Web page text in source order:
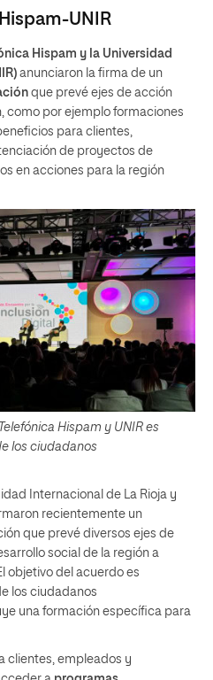
UNIR
Hispam y la Universidad
anunciaron la firma de un
que prevé ejes de acción
como por ejemplo formaciones
para clientes,
de proyectos de
en acciones para la región
Hispam y UNIR es
los ciudadanos
Internacional de La Rioja y
recientemente un
que prevé diversos ejes de
social de la región a
objetivo del acuerdo es
los ciudadanos
una formación específica para
clientes, empleados y